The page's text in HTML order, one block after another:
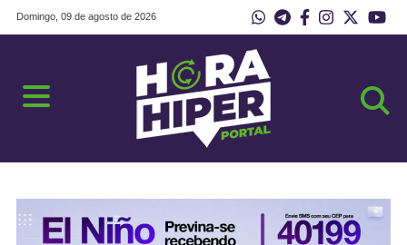
Domingo, 09 de agosto de 2026